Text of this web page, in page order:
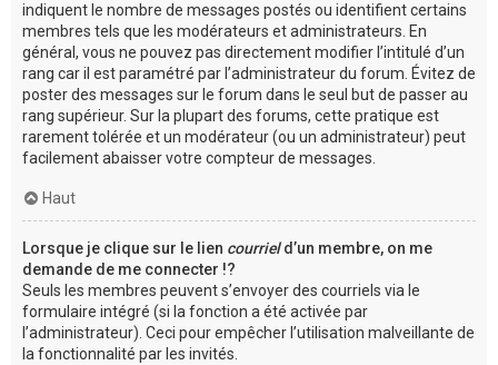
indiquent le nombre de messages postés ou identifient certains
membres tels que les modérateurs et administrateurs. En
général, vous ne pouvez pas directement modifier l’intitulé d’un
rang car il est paramétré par l’administrateur du forum. Évitez de
poster des messages sur le forum dans le seul but de passer au
rang supérieur. Sur la plupart des forums, cette pratique est
rarement tolérée et un modérateur (ou un administrateur) peut
facilement abaisser votre compteur de messages.
Haut
Lorsque je clique sur le lien courrield’un membre, on me
demande de me connecter !?
Seuls les membres peuvent s’envoyer des courriels via le
formulaire intégré (si la fonction a été activée par
l’administrateur). Ceci pour empêcher l’utilisation malveillante de
la fonctionnalité par les invités.